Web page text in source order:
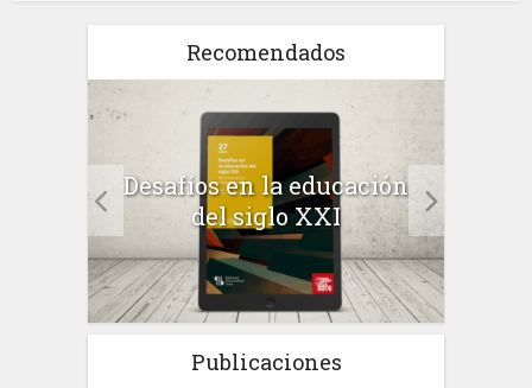
Recomendados
Desafíos en la educación
del siglo XXI
Publicaciones